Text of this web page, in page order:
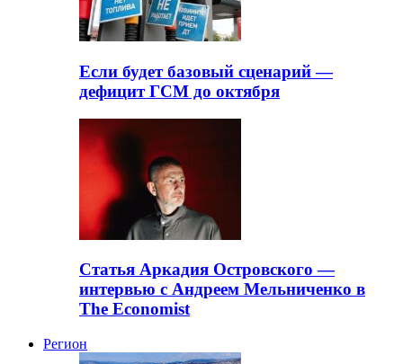
Если будет базовый сценарий —
дефицит ГСМ до октября
Статья Аркадия Островского —
интервью с Андреем Мельниченко в
The Economist
Регион